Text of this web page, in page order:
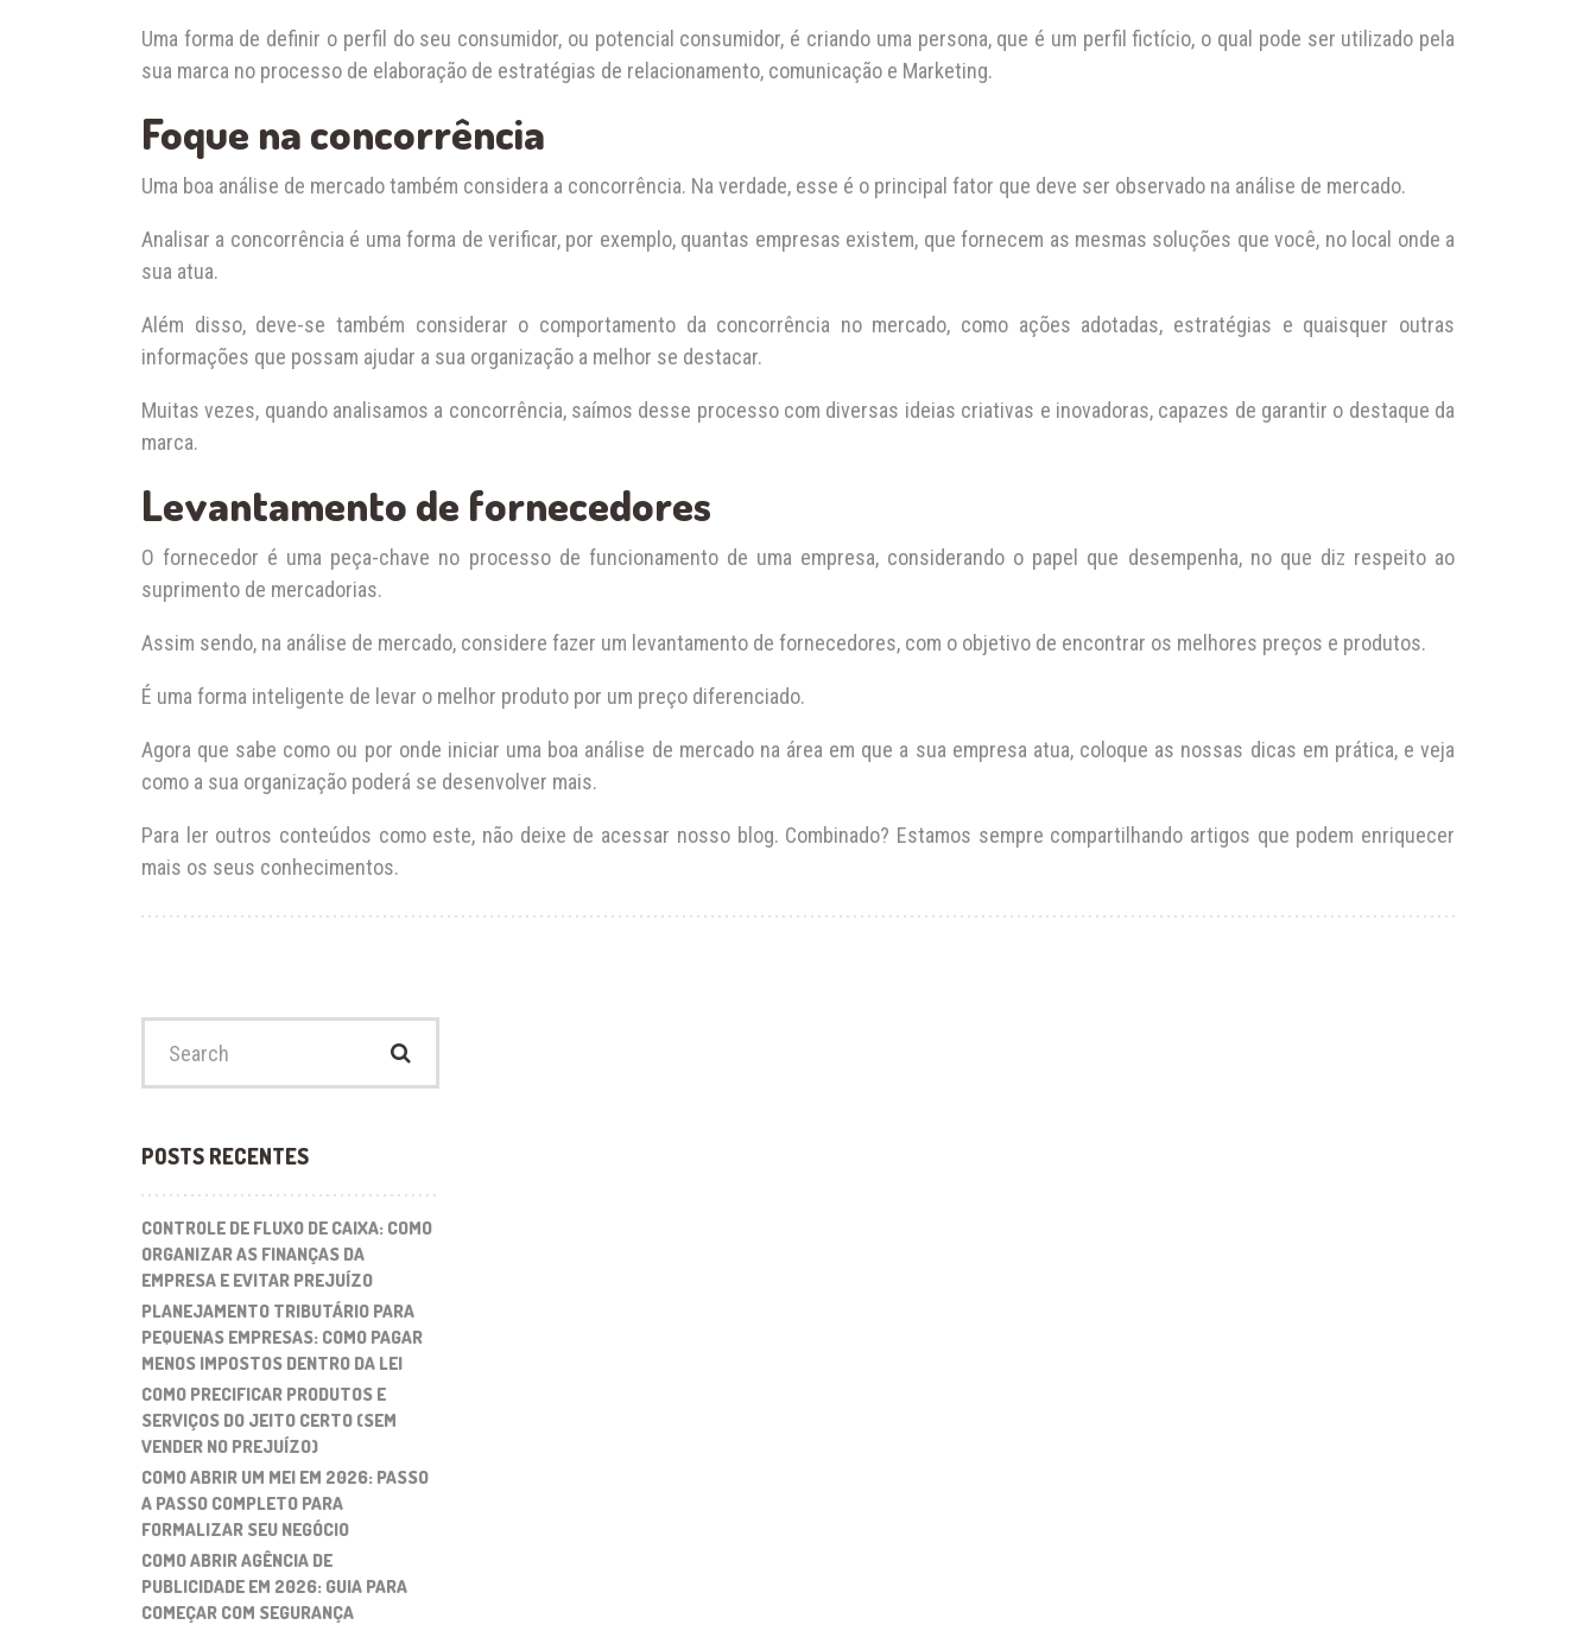
Uma forma de definir o perfil do seu consumidor, ou potencial consumidor, é criando uma persona, que é um perfil fictício, o qual pode ser utilizado pela
sua marca no processo de elaboração de estratégias de relacionamento, comunicação e Marketing.
Foque na concorrência
Uma boa análise de mercado também considera a concorrência. Na verdade, esse é o principal fator que deve ser observado na análise de mercado.
Analisar a concorrência é uma forma de verificar, por exemplo, quantas empresas existem, que fornecem as mesmas soluções que você, no local onde a
sua atua.
Além disso, deve-se também considerar o comportamento da concorrência no mercado, como ações adotadas, estratégias e quaisquer outras
informações que possam ajudar a sua organização a melhor se destacar.
Muitas vezes, quando analisamos a concorrência, saímos desse processo com diversas ideias criativas e inovadoras, capazes de garantir o destaque da
marca.
Levantamento de fornecedores
O fornecedor é uma peça-chave no processo de funcionamento de uma empresa, considerando o papel que desempenha, no que diz respeito ao
suprimento de mercadorias.
Assim sendo, na análise de mercado, considere fazer um levantamento de fornecedores, com o objetivo de encontrar os melhores preços e produtos.
É uma forma inteligente de levar o melhor produto por um preço diferenciado.
Agora que sabe como ou por onde iniciar uma boa análise de mercado na área em que a sua empresa atua, coloque as nossas dicas em prática, e veja
como a sua organização poderá se desenvolver mais.
Para ler outros conteúdos como este, não deixe de acessar nosso blog. Combinado? Estamos sempre compartilhando artigos que podem enriquecer
mais os seus conhecimentos.
POSTS RECENTES
CONTROLE DE FLUXO DE CAIXA: COMO
ORGANIZAR AS FINANÇAS DA
EMPRESA E EVITAR PREJUÍZO
PLANEJAMENTO TRIBUTÁRIO PARA
PEQUENAS EMPRESAS: COMO PAGAR
MENOS IMPOSTOS DENTRO DA LEI
COMO PRECIFICAR PRODUTOS E
SERVIÇOS DO JEITO CERTO (SEM
VENDER NO PREJUÍZO)
COMO ABRIR UM MEI EM 2026: PASSO
A PASSO COMPLETO PARA
FORMALIZAR SEU NEGÓCIO
COMO ABRIR AGÊNCIA DE
PUBLICIDADE EM 2026: GUIA PARA
COMEÇAR COM SEGURANÇA